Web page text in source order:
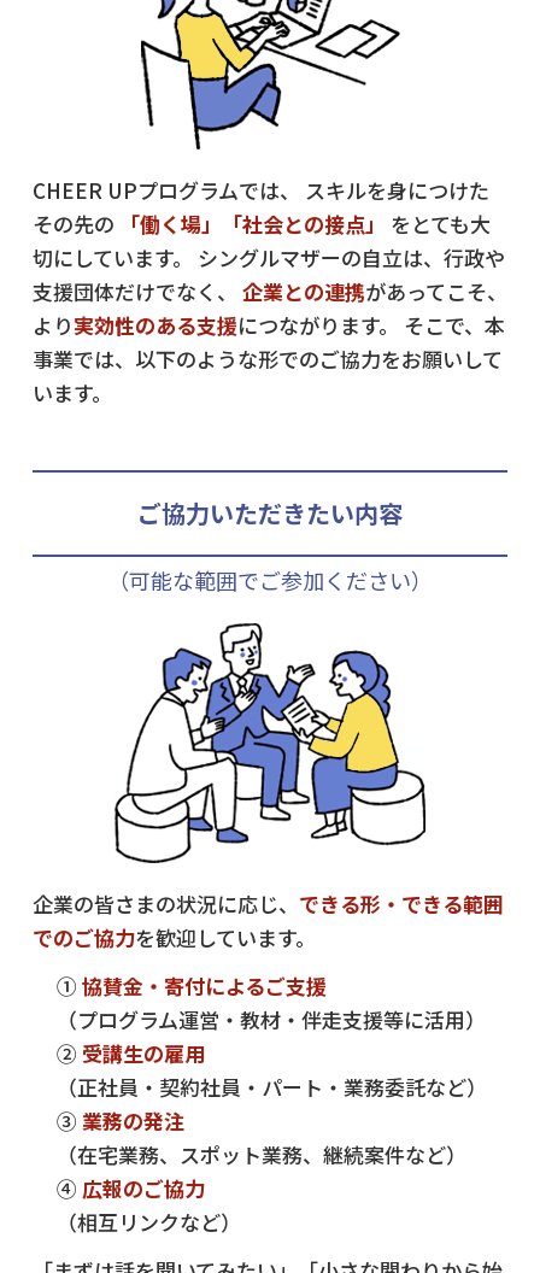
CHEER UPプログラムでは、
スキルを身につけた
その先の
「働く場」「社会との接点」
をとても大
切にしています。
シングルマザーの自立は、行政や
支援団体だけでなく、
企業との連携があってこそ、
より実効性のある支援につながります。
そこで、本
事業では、以下のような形でのご協力をお願いして
います。
ご協力いただきたい内容
（可能な範囲でご参加ください）
企業の皆さまの状況に応じ、 できる形・できる範囲
でのご協力を歓迎しています。
① 協賛金・寄付によるご支援
（プログラム運営・教材・伴走支援等に活用）
② 受講生の雇用
（正社員・契約社員・パート・業務委託など）
③ 業務の発注
（在宅業務、スポット業務、継続案件など）
④ 広報のご協力
（相互リンクなど）